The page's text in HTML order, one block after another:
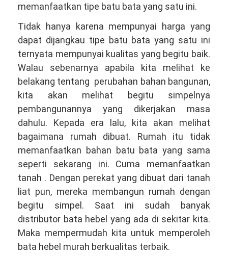
memanfaatkan tipe batu bata yang satu ini.
Tidak hanya karena mempunyai harga yang
dapat dijangkau tipe batu bata yang satu ini
ternyata mempunyai kualitas yang begitu baik.
Walau sebenarnya apabila kita melihat ke
belakang tentang perubahan bahan bangunan,
kita akan melihat begitu simpelnya
pembangunannya yang dikerjakan masa
dahulu. Kepada era lalu, kita akan melihat
bagaimana rumah dibuat. Rumah itu tidak
memanfaatkan bahan batu bata yang sama
seperti sekarang ini. Cuma memanfaatkan
tanah . Dengan perekat yang dibuat dari tanah
liat pun, mereka membangun rumah dengan
begitu simpel. Saat ini sudah banyak
distributor bata hebel yang ada di sekitar kita.
Maka mempermudah kita untuk memperoleh
bata hebel murah berkualitas terbaik.